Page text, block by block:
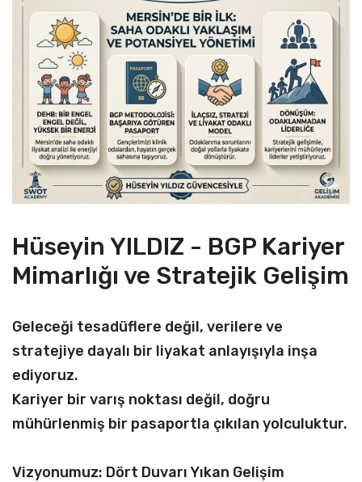
Hüseyin YILDIZ - BGP Kariyer
Mimarlığı ve Stratejik Gelişim
Geleceği tesadüflere değil, verilere ve
stratejiye dayalı bir liyakat anlayışıyla inşa
ediyoruz.
Kariyer bir varış noktası değil, doğru
mühürlenmiş bir pasaportla çıkılan yolculuktur.
Vizyonumuz: Dört Duvarı Yıkan Gelişim